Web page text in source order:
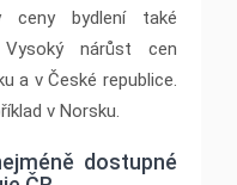
ceny bydlení také
nárůst cen
a v České republice.
v Norsku.
dostupné